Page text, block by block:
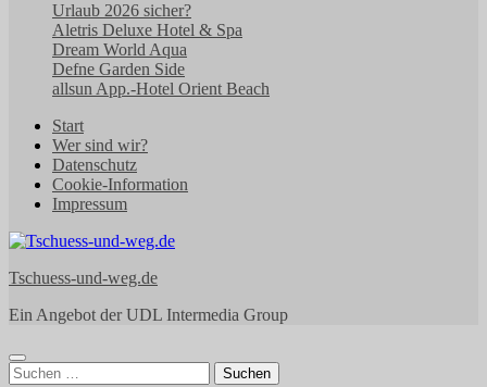
Urlaub 2026 sicher?
Aletris Deluxe Hotel & Spa
Dream World Aqua
Defne Garden Side
allsun App.-Hotel Orient Beach
Start
Wer sind wir?
Datenschutz
Cookie-Information
Impressum
Tschuess-und-weg.de
Ein Angebot der UDL Intermedia Group
Suchen